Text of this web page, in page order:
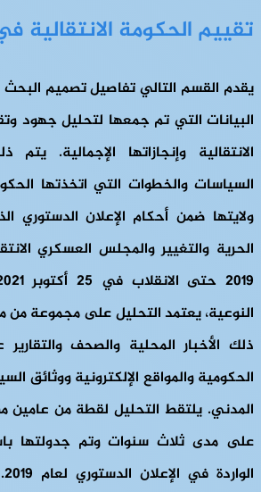
تقييم الحكومة الانتقالية
يقدم القسم التالي تفاصيل تصميم
البيانات التي تم جمعها لتحليل جهود
الانتقالية وإنجازاتها الإجمالية.
السياسات والخطوات التي اتخذتها
ولايتها ضمن أحكام الإعلان الدستوري
النوعية، يعتمد التحليل على مجموعة من
ذلك الأخبار المحلية والصحف والتقارير
الحكومية والمواقع الإلكترونية ووثائق
المدني. يلتقط التحليل لقطة من عامين
على مدى ثلاث سنوات وتم جدولتها